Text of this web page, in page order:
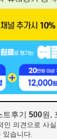
후기 500원,
인 의견으로 사
있습니다.